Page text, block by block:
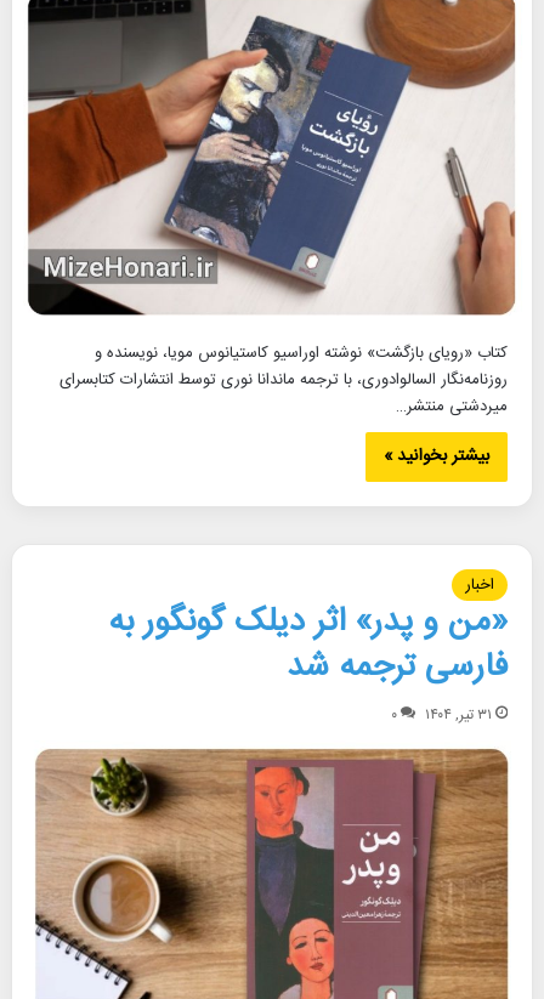
کتاب «رویای بازگشت» نوشته اوراسیو کاستیانوس مویا، نویسنده و
روزنامه‌نگار السالوادوری، با ترجمه ماندانا نوری توسط انتشارات کتابسرای
میردشتی منتشر…
بیشتر بخوانید »
اخبار
«من و پدر» اثر دیلک گونگور به
فارسی ترجمه شد
۳۱ تیر, ۱۴۰۴ ۰